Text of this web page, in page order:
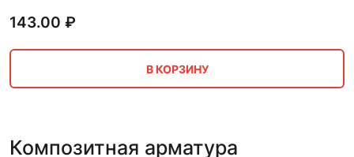
143.00 ₽
В КОРЗИНУ
Композитная арматура